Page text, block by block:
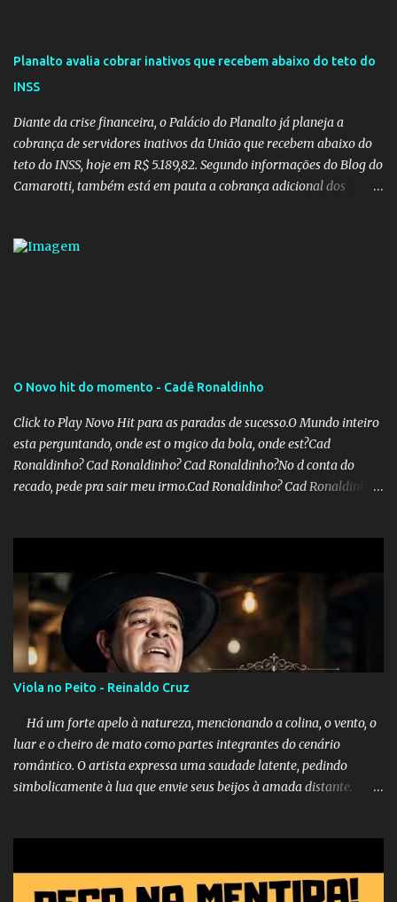
Planalto avalia cobrar inativos que recebem abaixo do teto do
INSS
Diante da crise financeira, o Palácio do Planalto já planeja a
cobrança de servidores inativos da União que recebem abaixo do
teto do INSS, hoje em R$ 5.189,82. Segundo informações do Blog do
Camarotti, também está em pauta a cobrança adicional dos
aumentar o percentual de recolhimento para 14%. De acordo com
O Novo hit do momento - Cadê Ronaldinho
Click to Play Novo Hit para as paradas de sucesso.O Mundo inteiro
esta perguntando, onde est o mgico da bola, onde est?Cad
Ronaldinho? Cad Ronaldinho? Cad Ronaldinho?No d conta do
recado, pede pra sair meu irmo.Cad Ronaldinho? Cad Ronaldinho?
Viola no Peito - Reinaldo Cruz
Há um forte apelo à natureza, mencionando a colina, o vento, o
luar e o cheiro de mato como partes integrantes do cenário
romântico. O artista expressa uma saudade latente, pedindo
simbolicamente à lua que envie seus beijos à amada distante. A
que continuará esperando enquanto houver canções para entoar. A
obra conclui como uma promessa de fidelidade e esperança no